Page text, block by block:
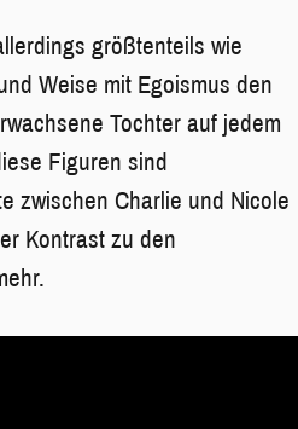
größtenteils wie
Weise mit Egoismus den
Tochter auf jedem
Figuren sind
zwischen Charlie und Nicole
Kontrast zu den